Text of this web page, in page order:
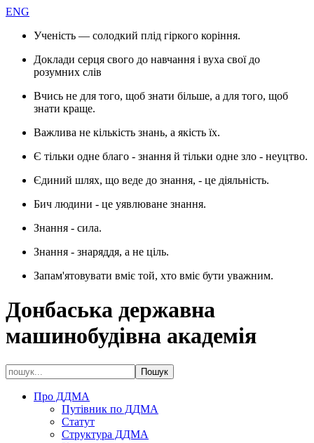
ENG
Ученість — солодкий плід гіркого коріння.
Доклади серця свого до навчання і вуха свої до
розумних слів
Вчись не для того, щоб знати більше, а для того, щоб
знати краще.
Важлива не кількість знань, а якість їх.
Є тільки одне благо - знання й тільки одне зло - неуцтво.
Єдиний шлях, що веде до знання, - це діяльність.
Бич людини - це уявлюване знання.
Знання - сила.
Знання - знаряддя, а не ціль.
Запам'ятовувати вміє той, хто вміє бути уважним.
Донбаська державна
машинобудівна академія
Про ДДМА
Путівник по ДДМА
Статут
Структура ДДМА